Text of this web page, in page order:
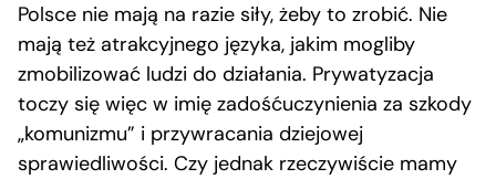
Polsce nie mają na razie siły, żeby to zrobić. Nie
mają też atrakcyjnego języka, jakim mogliby
zmobilizować ludzi do działania. Prywatyzacja
toczy się więc w imię zadośćuczynienia za szkody
„komunizmu” i przywracania dziejowej
sprawiedliwości. Czy jednak rzeczywiście mamy